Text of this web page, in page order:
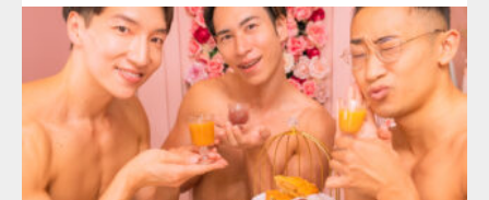
Update:2024.06.2
Category:「大人の夜の別腹」とマッチョ オレンジの人 AKIHITO(細
マッチョ) SOSUKE 外資系筋肉 肩